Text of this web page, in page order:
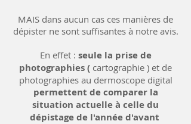
MAIS dans aucun cas ces manières de
dépister ne sont suffisantes à notre avis.
En effet : seule la prise de
photographies ( cartographie ) et de
photographies au dermoscope digital
permettent de comparer la
situation actuelle à celle du
dépistage de l'année d'avant